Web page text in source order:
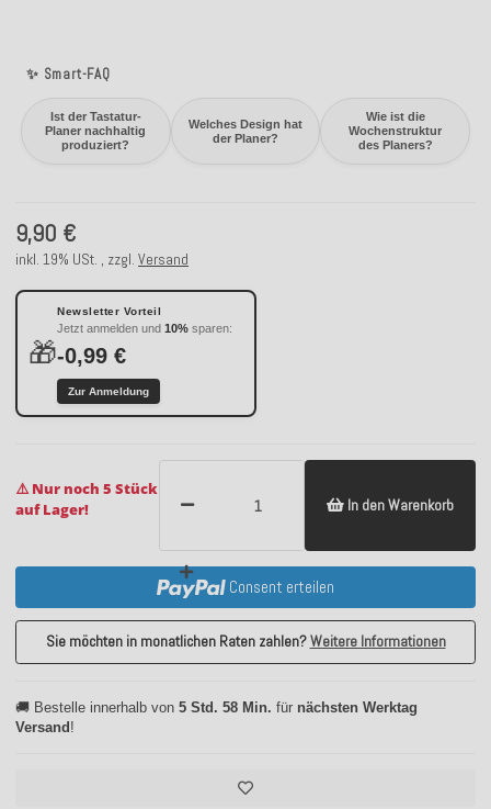
✨ Smart-FAQ
Ist der Tastatur-
Planer nachhaltig
produziert?
Welches Design hat
der Planer?
Wie ist die
Wochenstruktur
des Planers?
9,90 €
inkl. 19% USt. , zzgl. Versand
🎁
Newsletter Vorteil
Jetzt anmelden und 10% sparen:
-0,99 €
Zur Anmeldung
⚠️ Nur noch 5 Stück
auf Lager!
In den Warenkorb
Consent erteilen
Sie möchten in monatlichen Raten zahlen?Weitere Informationen
🚚 Bestelle innerhalb von 5 Std. 58 Min. für nächsten Werktag
Versand !